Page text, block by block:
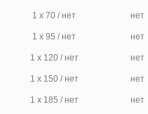
1 х 70 / нет нет
1 х 95 / нет нет
1 х 120 / нет нет
1 х 150 / нет нет
1 х 185 / нет нет